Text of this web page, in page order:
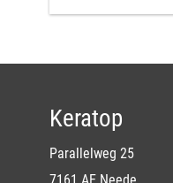
Keratop
Parallelweg 25
7161 AE Neede